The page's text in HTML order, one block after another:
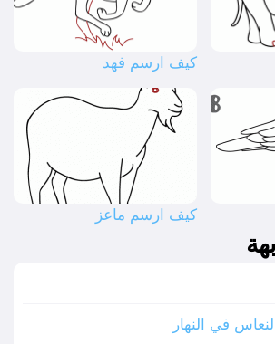
كيف ارسم فهد
كيف ارسم ماعز
في النهار